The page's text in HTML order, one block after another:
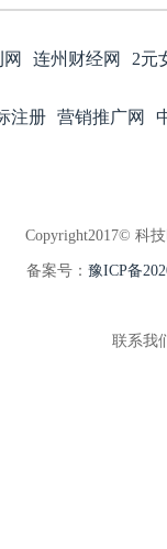
连州财经网 2元
注册 营销推广网
Copyright2017© 科
备案号： 豫ICP备
联系我